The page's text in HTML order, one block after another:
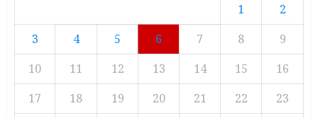
1
2
3
4 5 6 7 8
9
10
11 12 13 14 15
16
17
18 19 20 21 22
23